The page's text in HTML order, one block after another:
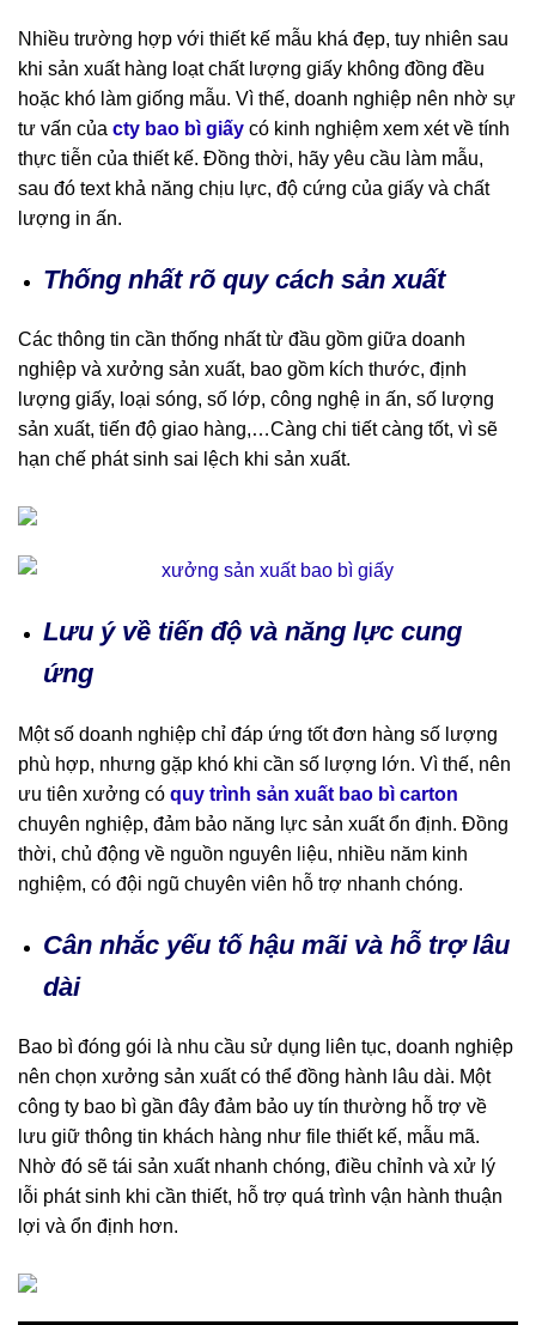
Nhiều trường hợp với thiết kế mẫu khá đẹp, tuy nhiên sau
khi sản xuất hàng loạt chất lượng giấy không đồng đều
hoặc khó làm giống mẫu. Vì thế, doanh nghiệp nên nhờ sự
tư vấn của cty bao bì giấy có kinh nghiệm xem xét về tính
thực tiễn của thiết kế. Đồng thời, hãy yêu cầu làm mẫu,
sau đó text khả năng chịu lực, độ cứng của giấy và chất
lượng in ấn.
Thống nhất rõ quy cách sản xuất
Các thông tin cần thống nhất từ đầu gồm giữa doanh
nghiệp và xưởng sản xuất, bao gồm kích thước, định
lượng giấy, loại sóng, số lớp, công nghệ in ấn, số lượng
sản xuất, tiến độ giao hàng,…Càng chi tiết càng tốt, vì sẽ
hạn chế phát sinh sai lệch khi sản xuất.
Lưu ý về tiến độ và năng lực cung
ứng
Một số doanh nghiệp chỉ đáp ứng tốt đơn hàng số lượng
phù hợp, nhưng gặp khó khi cần số lượng lớn. Vì thế, nên
ưu tiên xưởng có quy trình sản xuất bao bì carton
chuyên nghiệp, đảm bảo năng lực sản xuất ổn định. Đồng
thời, chủ động về nguồn nguyên liệu, nhiều năm kinh
nghiệm, có đội ngũ chuyên viên hỗ trợ nhanh chóng.
Cân nhắc yếu tố hậu mãi và hỗ trợ lâu
dài
Bao bì đóng gói là nhu cầu sử dụng liên tục, doanh nghiệp
nên chọn xưởng sản xuất có thể đồng hành lâu dài. Một
công ty bao bì gần đây đảm bảo uy tín thường hỗ trợ về
lưu giữ thông tin khách hàng như file thiết kế, mẫu mã.
Nhờ đó sẽ tái sản xuất nhanh chóng, điều chỉnh và xử lý
lỗi phát sinh khi cần thiết, hỗ trợ quá trình vận hành thuận
lợi và ổn định hơn.